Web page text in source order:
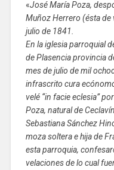
«José María Poza,
Muñoz Herrero (ésta de
julio de 1841.
En la iglesia parroquial
de Plasencia provincia
mes de julio de mil
infrascrito cura
velé “in facie eclesia”
Poza, natural de
Sebastiana Sánchez
moza soltera e hija de
esta parroquia,
velaciones de lo cual